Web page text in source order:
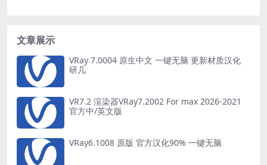
文章展示
VRay 7.0004 原生中文 一键无脑 更新材质汉化
研几
VR7.2 渲染器VRay7.2002 For max 2026-2021
官方中/英文版
VRay6.1008 原版 官方汉化90% 一键无脑